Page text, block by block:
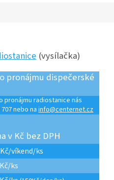
(vysílačka)
pronájmu dispečerské
pronájmu radiostanice nás
nebo na info@centernet.cz
v Kč bez DPH
víkend/ks
ks